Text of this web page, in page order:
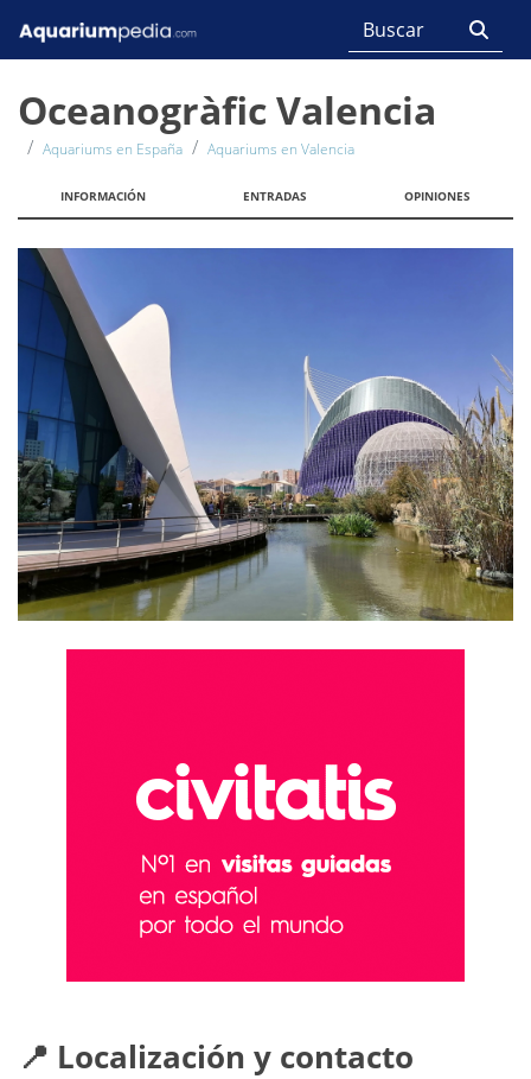
Oceanogràfic Valencia
Aquariums en España Aquariums en Valencia
INFORMACIÓN ENTRADAS OPINIONES
📍 Localización y contacto